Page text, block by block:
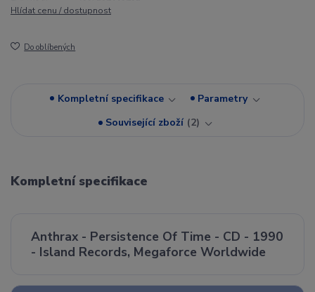
Hlídat cenu / dostupnost
Do oblíbených
Kompletní specifikace
Parametry
Související zboží 2
Kompletní specifikace
Anthrax - Persistence Of Time - CD - 1990
- Island Records, Megaforce Worldwide